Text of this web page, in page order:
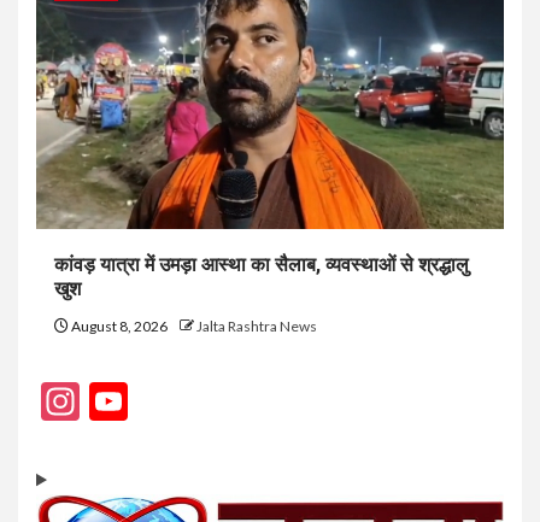
कांवड़ यात्रा में उमड़ा आस्था का सैलाब, व्यवस्थाओं से श्रद्धालु
खुश
August 8, 2026 Jalta Rashtra News
Instagram